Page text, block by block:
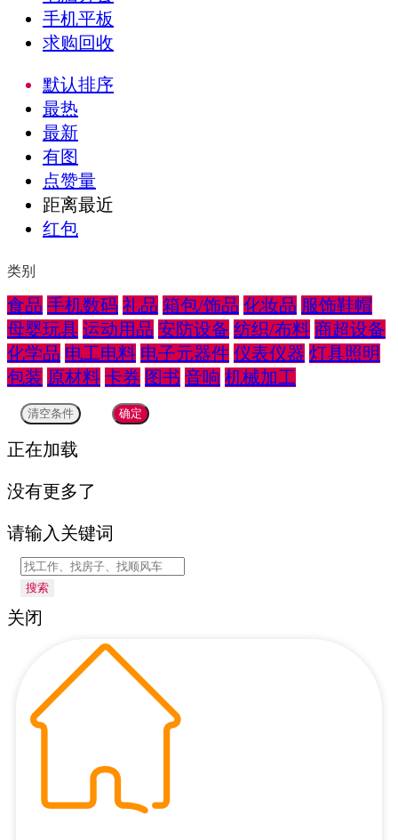
手机平板
求购回收
默认排序
最热
最新
有图
点赞量
距离最近
红包
类别
食品 手机数码 礼品 箱包/饰品 化妆品 服饰鞋帽
母婴玩具 运动用品 安防设备 纺织/布料 商超设备
化学品 电工电料 电子元器件 仪表仪器 灯具照明
包装 原材料 卡券 图书 音响 机械加工
正在加载
没有更多了
请输入关键词
搜索
关闭